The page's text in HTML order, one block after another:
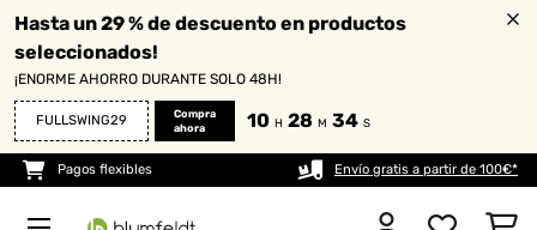
Hasta un 29 % de descuento en productos
seleccionados!
¡ENORME AHORRO DURANTE SOLO 48H!
FULLSWING29
Compra
ahora
10 H 28 M 34 S
Pagos flexibles Envío gratis a partir de 100€*